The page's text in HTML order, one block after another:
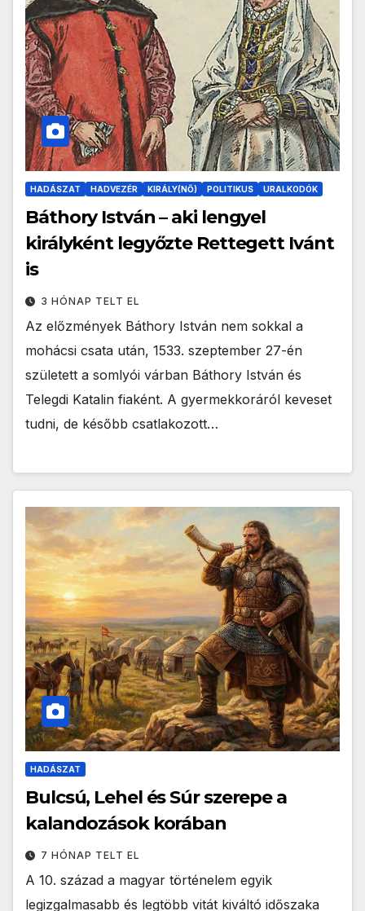
HADÁSZAT HADVEZÉR KIRÁLY(NŐ) POLITIKUS URALKODÓK
Báthory István – aki lengyel
királyként legyőzte Rettegett Ivánt
is
3 HÓNAP TELT EL
Az előzmények Báthory István nem sokkal a
mohácsi csata után, 1533. szeptember 27-én
született a somlyói várban Báthory István és
Telegdi Katalin fiaként. A gyermekkoráról keveset
tudni, de később csatlakozott…
HADÁSZAT
Bulcsú, Lehel és Súr szerepe a
kalandozások korában
7 HÓNAP TELT EL
A 10. század a magyar történelem egyik
legizgalmasabb és legtöbb vitát kiváltó időszaka